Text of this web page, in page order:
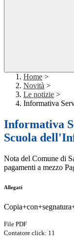
Home >
Novità >
Le notizie >
Informativa
Informativa
Scuola
Nota del Comune di
pagamenti a mezzo
Allegati
File PDF
Contatore click: 11